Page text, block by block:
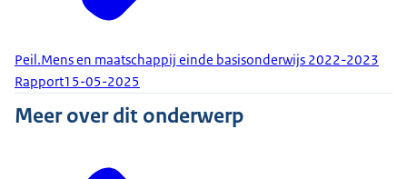
Peil.Mens en maatschappij einde basisonderwijs 2022-2023
Rapport15-05-2025
Meer over dit onderwerp